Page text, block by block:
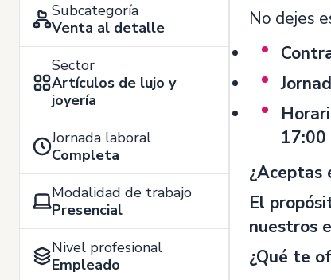
Subcategoría
Venta al detalle
Sector
Artículos de lujo y
joyería
Jornada laboral
Completa
Modalidad de trabajo
Presencial
Nivel profesional
Empleado
No dejes
¿Aceptas
El
nuestros
¿Qué te